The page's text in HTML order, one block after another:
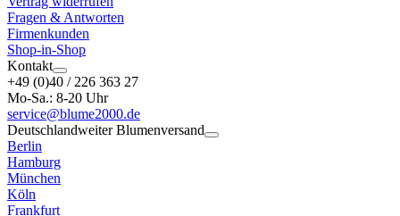
Fragen & Antworten
Firmenkunden
Shop-in-Shop
Kontakt
+49 (0)40 / 226 363 27
Mo-Sa.: 8-20 Uhr
service@blume2000.de
Deutschlandweiter Blumenversand
Berlin
Hamburg
München
Köln
Frankfurt